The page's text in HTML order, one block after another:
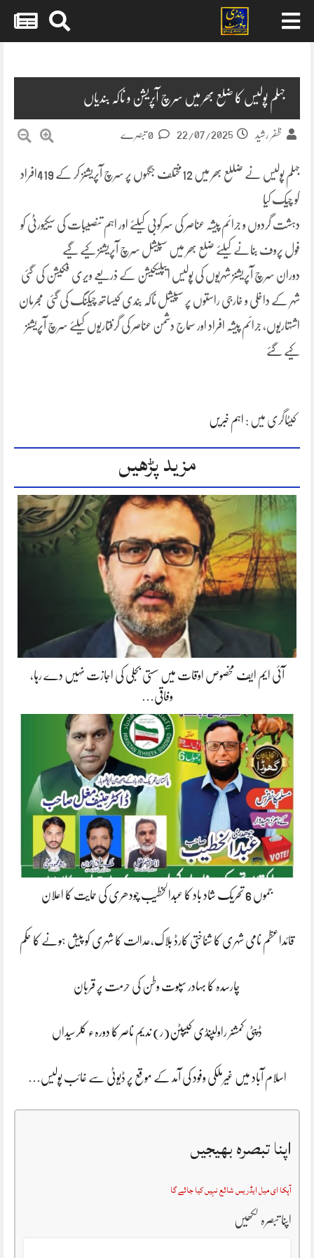
جہلم پولیس کا ضلع بھر میں سرچ آپریشن و ناکہ بندیاں
ظفر رشید 22/07/2025
جہلم پولیس نے ضللع بھر میں 12مختلف جگہوں پر سرچ آپریشنز کر کے 419افراد
کو چیک کیا
دہشت گردوں و جرائم پیشہ عناصر کی سرکوبی کیلئے اور اہم تنصیبات کی سیکیورٹی کو
فول پروف بنانے کیلئے ضلع بھر میں سپیشل سرچ آپریشنز کیے گیے
دوران سرچ آپریشنز شہریوں کی پولیس ایپلیکیشن کے ذریعے ویری فکیشن کی گئی
شہر کے داخلی و خارجی راستوں پر سپیشل ناکہ بندی کیساتھ چیکنگ کی گئی مجرمان
اشتہاریوں، جرائم پیشہ افراد اور سماج دشمن عناصر کی گرفتاریوں کیلئے سرچ آپریشنز
کیے گئے
کیٹاگری میں : اہم خبریں
مزید پڑھیں
آئی ایم ایف مخصوص اوقات میں سستی بجلی کی اجازت نہیں دے رہا،
وفاقی…
جموں 6 تحریک شاد باد کا عبدالخطیب چودھری کی حمایت کا اعلان
قائداعظم نامی شہری کا شناختی کارڈ بلاک،عدالت کا شہری کو پیش ہونے کا حکم
چارسدہ کا بہادر سپوت وطن کی حرمت پر قربان
ڈپٹی کمشنر راولپنڈی کیپٹن(ر) ندیم ناصر کا دورہء کلرسیداں
اسلام آباد میں غیرملکی وفود کی آمد کے موقع پر ڈیوٹی سے غائب پولیس…
اپنا تبصرہ بھیجیں
آپکا ای میل ایڈریس شائع نہیں کیا جائے گا
اپنا تبصرہ لکھیں